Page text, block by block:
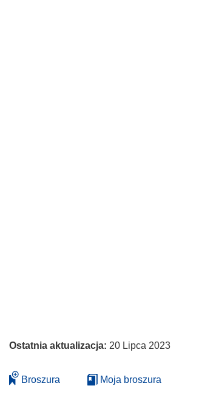
Ostatnia aktualizacja: 20 Lipca 2023
Broszura Moja broszura